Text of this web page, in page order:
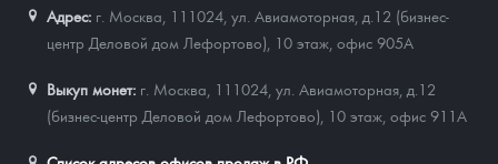
Адрес: г. Москва, 111024 ул. Авиамоторная, д.12 (бизнес-
центр Деловой дом Лефортово), 10 этаж, офис 905А
Выкуп монет: г. Москва, 111024, ул. Авиамоторная, д.12
(бизнес-центр Деловой дом Лефортово), 10 этаж, офис 911А